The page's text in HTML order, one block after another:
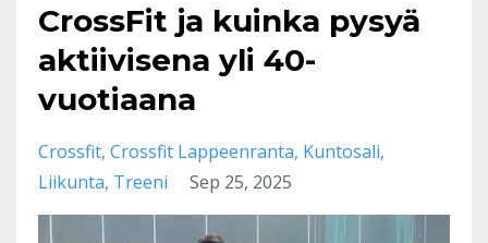
CrossFit ja kuinka pysyä
aktiivisena yli 40-
vuotiaana
Crossfit Crossfit Lappeenranta Kuntosali
Liikunta Treeni Sep 25, 2025